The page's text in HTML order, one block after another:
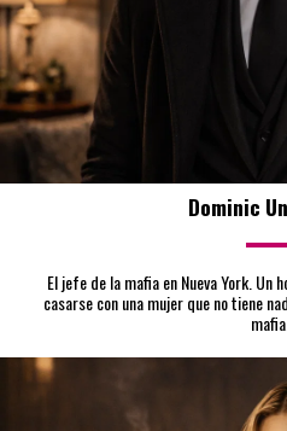
Dominic
El jefe de la mafia en Nueva York. Un
casarse con una mujer que no tiene
mafia.